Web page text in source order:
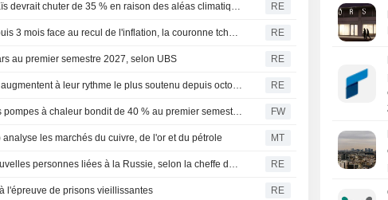
France : la récolte de maïs devrait chuter de 35 % en raison des aléas climatiques RE
Le forint au plus bas depuis 3 mois face au recul de l'inflation, la couronne tchèque s'effrite RE
au premier semestre 2027, selon UBS RE
Chine : les réserves d'or augmentent à leur rythme le plus soutenu depuis octobre 2023 RE
Le marché allemand des pompes à chaleur bondit de 40 % au premier semestre : un signal positif pour Nibe selon Inderes FW
les marchés du cuivre, de l'or et du pétrole MT
L'UE sanctionne cinq nouvelles personnes liées à la Russie, selon la cheffe de la diplomatie RE
l'épreuve de prisons vieillissantes RE